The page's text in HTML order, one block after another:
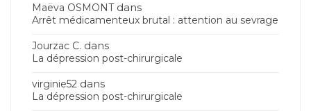
Maëva OSMONTdans
Arrêt médicamenteux brutal : attention au sevrage
Jourzac C. dans
La dépression post-chirurgicale
virginie52 dans
La dépression post-chirurgicale